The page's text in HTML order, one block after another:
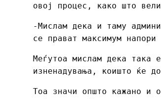
овој процес, како што
-Мислам дека и таму
се прават максимум
Меѓутоа мислам дека така
изненадувања, коишто ќе
Тоа значи општо кажано и